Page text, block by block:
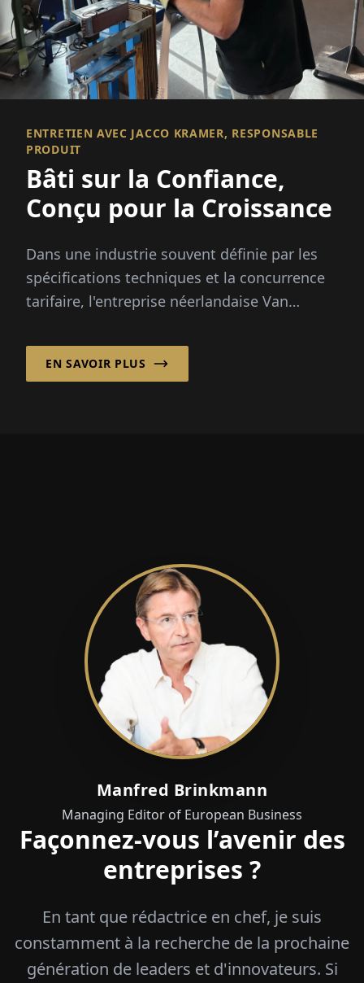
ENTRETIEN AVEC JACCO KRAMER, RESPONSABLE
PRODUIT
Bâti sur la Confiance,
Conçu pour la Croissance
Dans une industrie souvent définie par les
spécifications techniques et la concurrence
tarifaire, l'entreprise néerlandaise Van
une approche différente : la priorité au
partenariat.
EN SAVOIR PLUS
Manfred Brinkmann
Managing Editor of European Business
Façonnez-vous l’avenir des
entreprises ?
En tant que rédactrice en chef, je suis
constamment à la recherche de la prochaine
génération de leaders et d'innovateurs. Si